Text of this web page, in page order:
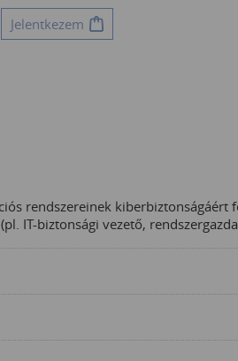
Jelentkezem
rendszereinek kiberbiztonságáért
IT-biztonsági vezető,